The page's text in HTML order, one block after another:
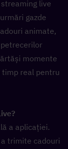
live
gazde
animate,
momente
real pentru
a aplicației.
trimite cadouri